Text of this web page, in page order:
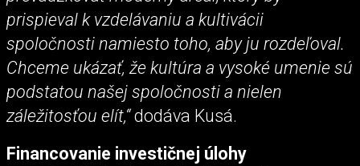
prispieval k vzdelávaniu a kultivácii
spoločnosti namiesto toho, aby ju rozdeľoval.
Chceme ukázať, že kultúra a vysoké umenie sú
podstatou našej spoločnosti a nielen
záležitosťou elít,“dodáva Kusá.
Financovanie investičnej úlohy